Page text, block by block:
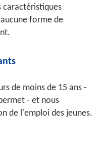
forme de
de moins de 15 ans -
- et nous
de l'emploi des jeunes.